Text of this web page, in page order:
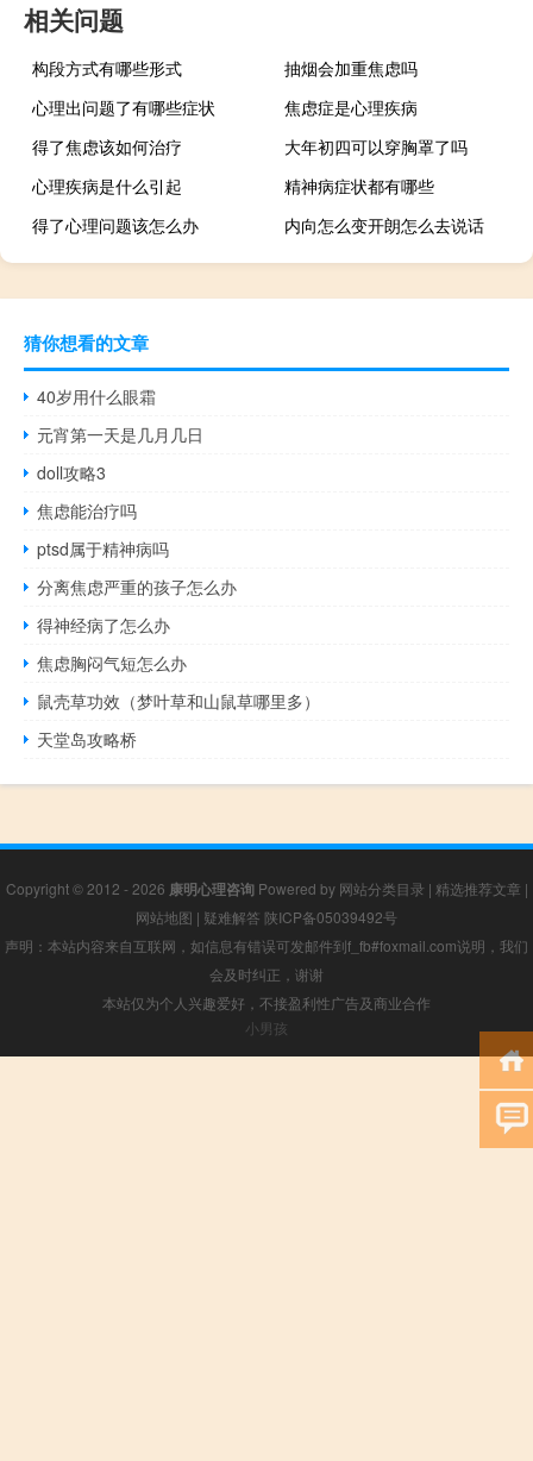
相关问题
构段方式有哪些形式
抽烟会加重焦虑吗
心理出问题了有哪些症状
焦虑症是心理疾病
得了焦虑该如何治疗
大年初四可以穿胸罩了吗
心理疾病是什么引起
精神病症状都有哪些
得了心理问题该怎么办
内向怎么变开朗怎么去说话
猜你想看的文章
40岁用什么眼霜
元宵第一天是几月几日
doll攻略3
焦虑能治疗吗
ptsd属于精神病吗
分离焦虑严重的孩子怎么办
得神经病了怎么办
焦虑胸闷气短怎么办
鼠壳草功效（梦叶草和山鼠草哪里多）
天堂岛攻略桥
Copyright © 2012 - 2026 康明心理咨询Powered by 网站分类目录 | 精选推荐文章 |
网站地图 | 疑难解答 陕ICP备05039492号
声明：本站内容来自互联网，如信息有错误可发邮件到f_fb#foxmail.com说明，我们
会及时纠正，谢谢
本站仅为个人兴趣爱好，不接盈利性广告及商业合作
小男孩